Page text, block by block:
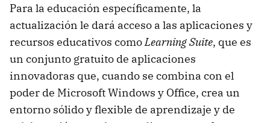
Para la educación específicamente, la
actualización le dará acceso a las aplicaciones y
recursos educativos como Learning Suite, que es
un conjunto gratuito de aplicaciones
innovadoras que, cuando se combina con el
poder de Microsoft Windows y Office, crea un
entorno sólido y flexible de aprendizaje y de